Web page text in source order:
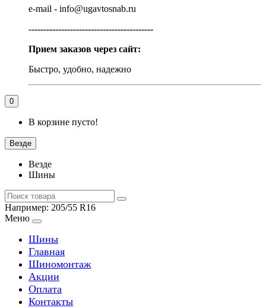
e-mail - info@ugavtosnab.ru
------------------------------------------
Прием заказов через сайт:
Быстро, удобно, надежно
0
В корзине пусто!
Везде
Везде
Шины
Например: 205/55 R16
Меню
Шины
Главная
Шиномонтаж
Акции
Оплата
Контакты